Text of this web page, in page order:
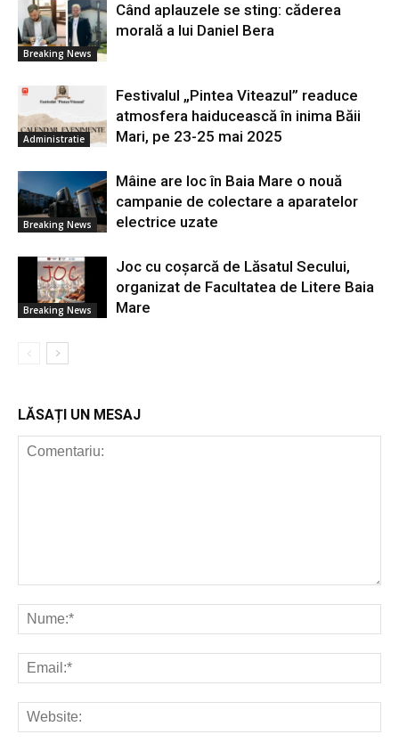
Breaking News
Când aplauzele se sting: căderea
morală a lui Daniel Bera
Administratie
Festivalul „Pintea Viteazul” readuce
atmosfera haiducească în inima Băii
Mari, pe 23-25 mai 2025
Breaking News
Mâine are loc în Baia Mare o nouă
campanie de colectare a aparatelor
electrice uzate
Breaking News
Joc cu coșarcă de Lăsatul Secului,
organizat de Facultatea de Litere Baia
Mare
LĂSAȚI UN MESAJ